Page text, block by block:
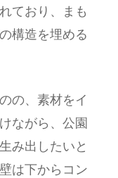
ており、まも
構造を埋める
の、素材をイ
ながら、公園
み出したいと
は下からコン